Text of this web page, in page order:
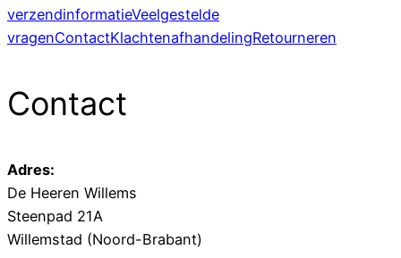
verzendinformatieVeelgestelde
vragenContactKlachtenafhandelingRetourneren
Contact
Adres:
De Heeren Willems
Steenpad 21A
Willemstad (Noord-Brabant)